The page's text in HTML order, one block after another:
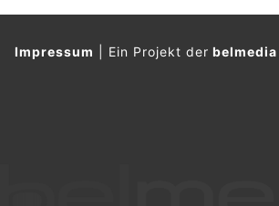
Impressum Ein Projekt derbelmedia